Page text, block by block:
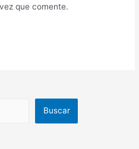
que comente.
Buscar